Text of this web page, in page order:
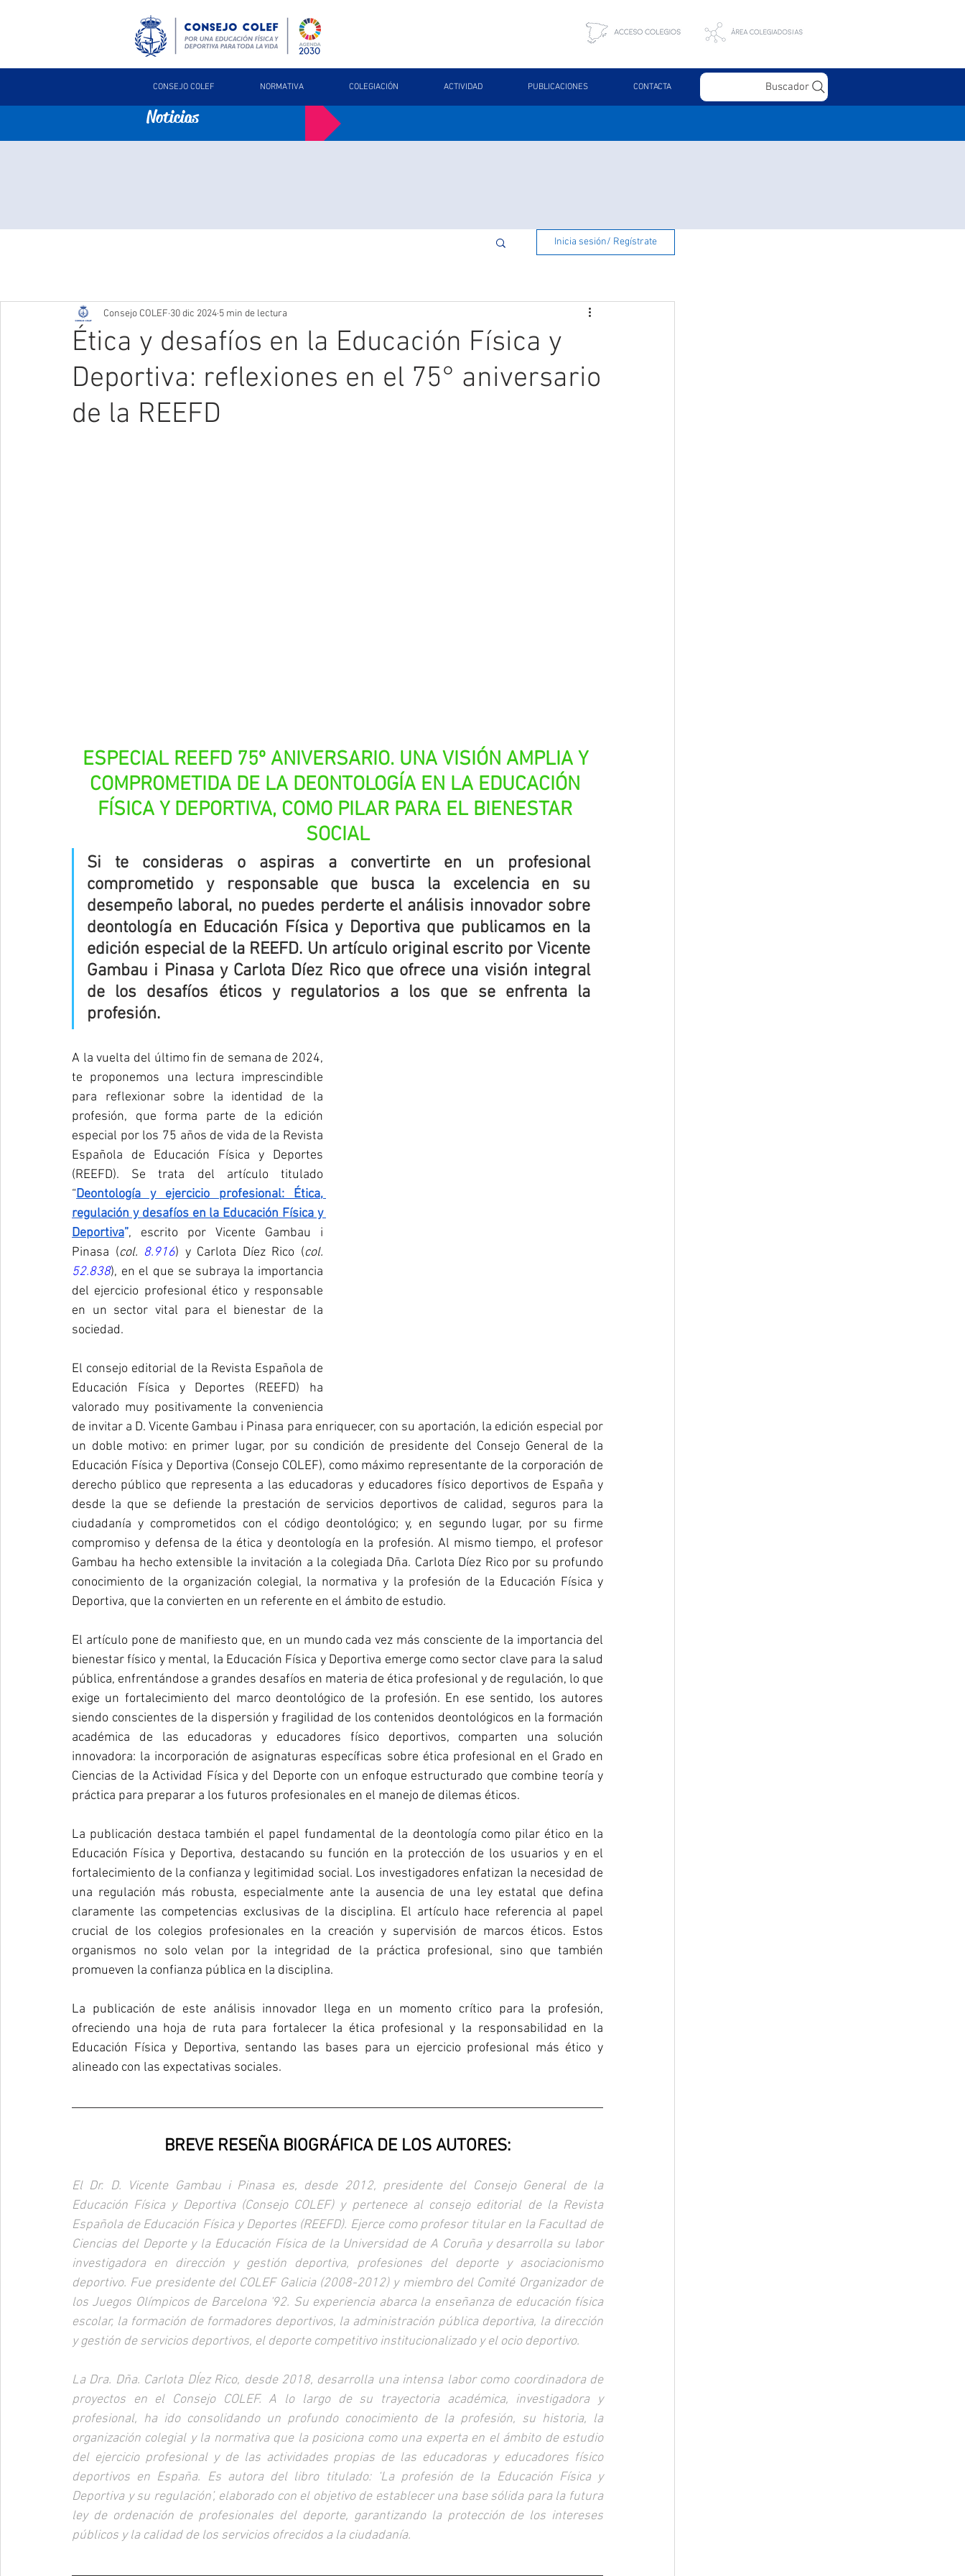
CONSEJO COLEF NORMATIVA COLEGIACIÓN ACTIVIDAD PUBLICACIONES CONTACTA Buscador
Noticias
Inicia sesión/ Regístrate
Ética y desafíos en la Educación Física y
Deportiva: reflexiones en el 75° aniversario
de la REEFD
Consejo COLEF 30 dic 2024 5 min de lectura
ESPECIAL REEFD 75º ANIVERSARIO. UNA VISIÓN AMPLIA Y
COMPROMETIDA DE LA DEONTOLOGÍA EN LA EDUCACIÓN
FÍSICA Y DEPORTIVA, COMO PILAR PARA EL BIENESTAR
SOCIAL
Si te consideras o aspiras a convertirte en un profesional
comprometido y responsable que busca la excelencia en su
desempeño laboral, no puedes perderte el análisis innovador sobre
deontología en Educación Física y Deportiva que publicamos en la
edición especial de la REEFD. Un artículo original escrito por Vicente
Gambau i Pinasa y Carlota Díez Rico que ofrece una visión integral
de los desafíos éticos y regulatorios a los que se enfrenta la
profesión.
A la vuelta del último fin de semana de 2024,
te proponemos una lectura imprescindible
para reflexionar sobre la identidad de la
profesión, que forma parte de la edición
especial por los 75 años de vida de la Revista
Española de Educación Física y Deportes
(REEFD). Se trata del artículo titulado
“Deontología y ejercicio profesional: Ética,
regulación y desafíos en la Educación Física y
Deportiva”,
escrito por Vicente Gambau i
Pinasa (col. 8.916) y Carlota Díez Rico (
52.838), en el que se subraya la importancia
del ejercicio profesional ético y responsable
en un sector vital para el bienestar de la
sociedad.
El consejo editorial de la Revista Española de
Educación Física y Deportes (REEFD) ha
valorado muy positivamente la conveniencia
de invitar a D. Vicente Gambau i Pinasa para enriquecer, con su aportación, la edición especial por
un doble motivo: en primer lugar, por su condición de presidente del Consejo General de la
Educación Física y Deportiva (Consejo COLEF), como máximo representante de la corporación de
derecho público que representa a las educadoras y educadores físico deportivos de España y
desde la que se defiende la prestación de servicios deportivos de calidad, seguros para la
ciudadanía y comprometidos con el código deontológico; y, en segundo lugar, por su firme
compromiso y defensa de la ética y deontología en la profesión. Al mismo tiempo, el profesor
Gambau ha hecho extensible la invitación a la colegiada Dña. Carlota Díez Rico por su profundo
conocimiento de la organización colegial, la normativa y la profesión de la Educación Física y
Deportiva, que la convierten en un referente en el ámbito de estudio.
El artículo pone de manifiesto que, en un mundo cada vez más consciente de la importancia del
bienestar físico y mental, la Educación Física y Deportiva emerge como sector clave para la salud
pública, enfrentándose a grandes desafíos en materia de ética profesional y de regulación, lo que
exige un fortalecimiento del marco deontológico de la profesión. En ese sentido, los autores
siendo conscientes de la dispersión y fragilidad de los contenidos deontológicos en la formación
académica de las educadoras y educadores físico deportivos, comparten una solución
innovadora: la incorporación de asignaturas específicas sobre ética profesional en el Grado en
Ciencias de la Actividad Física y del Deporte con un enfoque estructurado que combine teoría y
práctica para preparar a los futuros profesionales en el manejo de dilemas éticos.
La publicación destaca también el papel fundamental de la deontología como pilar ético en la
Educación Física y Deportiva, destacando su función en la protección de los usuarios y en el
fortalecimiento de la confianza y legitimidad social. Los investigadores enfatizan la necesidad de
una regulación más robusta, especialmente ante la ausencia de una ley estatal que defina
claramente las competencias exclusivas de la disciplina. El artículo hace referencia al papel
crucial de los colegios profesionales en la creación y supervisión de marcos éticos. Estos
organismos no solo velan por la integridad de la práctica profesional, sino que también
promueven la confianza pública en la disciplina.
La publicación de este análisis innovador llega en un momento crítico para la profesión,
ofreciendo una hoja de ruta para fortalecer la ética profesional y la responsabilidad en la
Educación Física y Deportiva, sentando las bases para un ejercicio profesional más ético y
alineado con las expectativas sociales.
BREVE RESEÑA BIOGRÁFICA DE LOS AUTORES:
El Dr. D. Vicente Gambau i Pinasa es, desde 2012, presidente del Consejo General de la
Educación Física y Deportiva (Consejo COLEF) y pertenece al consejo editorial de la Revista
Española de Educación Física y Deportes (REEFD). Ejerce como profesor titular en la Facultad de
Ciencias del Deporte y la Educación Física de la Universidad de A Coruña y desarrolla su labor
investigadora en dirección y gestión deportiva, profesiones del deporte y asociacionismo
deportivo. Fue presidente del COLEF Galicia (2008-2012) y miembro del Comité Organizador de
los Juegos Olímpicos de Barcelona '92. Su experiencia abarca la enseñanza de educación física
escolar, la formación de formadores deportivos, la administración pública deportiva, la dirección
y gestión de servicios deportivos, el deporte competitivo institucionalizado y el ocio deportivo.
La Dra. Dña. Carlota DÍez Rico, desde 2018, desarrolla una intensa labor como coordinadora de
proyectos en el Consejo COLEF. A lo largo de su trayectoria académica, investigadora y
profesional, ha ido consolidando un profundo conocimiento de la profesión, su historia, la
organización colegial y la normativa que la posiciona como una experta en el ámbito de estudio
del ejercicio profesional y de las actividades propias de las educadoras y educadores físico
deportivos en España. Es autora del libro titulado: ‘La profesión de la Educación Física y
Deportiva y su regulación’, elaborado con el objetivo de establecer una base sólida para la futura
ley de ordenación de profesionales del deporte, garantizando la protección de los intereses
públicos y la calidad de los servicios ofrecidos a la ciudadanía.